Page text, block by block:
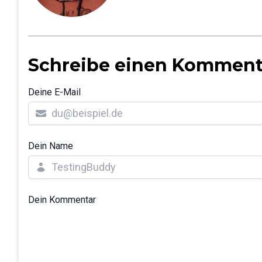
Schreibe einen
Deine E-Mail
Dein Name
Dein Kommentar